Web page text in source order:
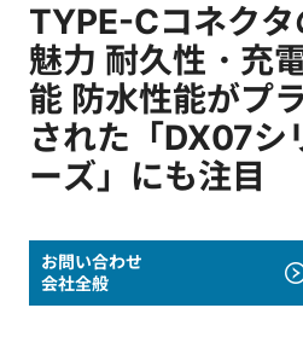
TYPE-Cコネクタ
魅力 耐久性・充
能 防水性能がプ
された「DX07シ
ーズ」にも注目
お問い合わせ
会社全般